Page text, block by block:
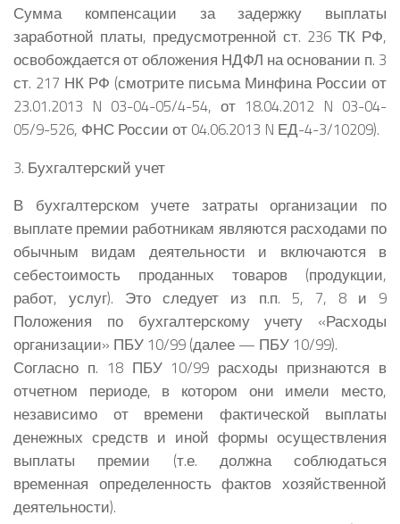
Сумма компенсации за задержку выплаты
заработной платы, предусмотренной ст. 236 ТК РФ,
освобождается от обложения НДФЛ на основании п. 3
ст. 217 НК РФ (смотрите письма Минфина России от
23.01.2013 N 03-04-05/4-54, от 18.04.2012 N 03-04-
05/9-526, ФНС России от 04.06.2013 N ЕД-4-3/10209).
3. Бухгалтерский учет
В бухгалтерском учете затраты организации по
выплате премии работникам являются расходами по
обычным видам деятельности и включаются в
себестоимость проданных товаров (продукции,
работ, услуг). Это следует из п.п. 5, 7, 8 и 9
Положения по бухгалтерскому учету «Расходы
организации» ПБУ 10/99 (далее — ПБУ 10/99).
Согласно п. 18 ПБУ 10/99 расходы признаются в
отчетном периоде, в котором они имели место,
независимо от времени фактической выплаты
денежных средств и иной формы осуществления
выплаты премии (т.е. должна соблюдаться
временная определенность фактов хозяйственной
деятельности).